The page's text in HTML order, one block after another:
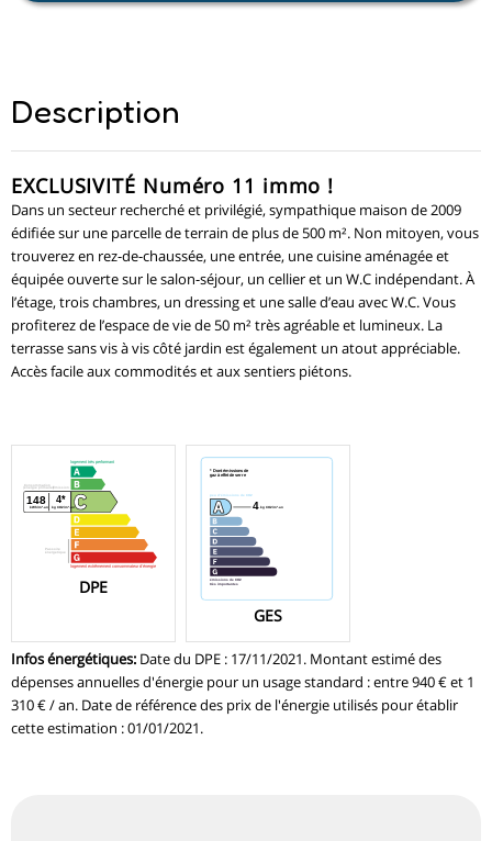
Description
EXCLUSIVITÉ Numéro 11 immo !
Dans un secteur recherché et privilégié, sympathique maison de 2009
édifiée sur une parcelle de terrain de plus de 500 m². Non mitoyen, vous
trouverez en rez-de-chaussée, une entrée, une cuisine aménagée et
équipée ouverte sur le salon-séjour, un cellier et un W.C indépendant. À
l’étage, trois chambres, un dressing et une salle d’eau avec W.C. Vous
profiterez de l’espace de vie de 50 m² très agréable et lumineux. La
terrasse sans vis à vis côté jardin est également un atout appréciable.
Accès facile aux commodités et aux sentiers piétons.
DPE
GES
Infos énergétiques: Date du DPE : 17/11/2021. Montant estimé des
dépenses annuelles d'énergie pour un usage standard : entre 940 € et 1
310 € / an. Date de référence des prix de l'énergie utilisés pour établir
cette estimation : 01/01/2021.